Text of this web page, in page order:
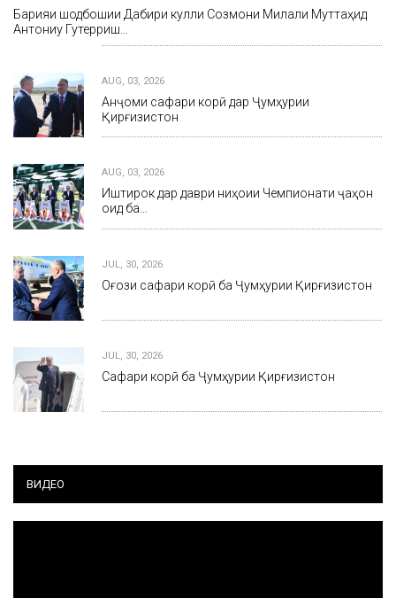
Барқияи шодбошии Дабири кулли Созмони Милали Муттаҳид
Антониу Гутерриш…
AUG, 03, 2026
Анҷоми сафари корӣ дар Ҷумҳурии
Қирғизистон
AUG, 03, 2026
Иштирок дар даври ниҳоии Чемпионати ҷаҳон
оид ба…
JUL, 30, 2026
Оғози сафари корӣ ба Ҷумҳурии Қирғизистон
JUL, 30, 2026
Сафари корӣ ба Ҷумҳурии Қирғизистон
ВИДЕО